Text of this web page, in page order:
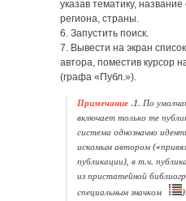
указав тематику,
региона, страны.
6. Запустить поиск.
7. Вывести на экран
автора, поместив курсор
(графа «Публ.»).
Примечание .1. По
включает только те
система однозначно
искомым автором
публикации), в т.ч.
из пристатейной
специальным значком
).